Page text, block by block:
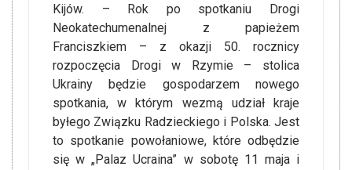
Kijów. – Rok po spotkaniu Drogi
Neokatechumenalnej z papieżem
Franciszkiem – z okazji 50. rocznicy
rozpoczęcia Drogi w Rzymie – stolica
Ukrainy będzie gospodarzem nowego
spotkania, w którym wezmą udział kraje
byłego Związku Radzieckiego i Polska. Jest
to spotkanie powołaniowe, które odbędzie
się w „Palaz Ucraina” w sobotę 11 maja i